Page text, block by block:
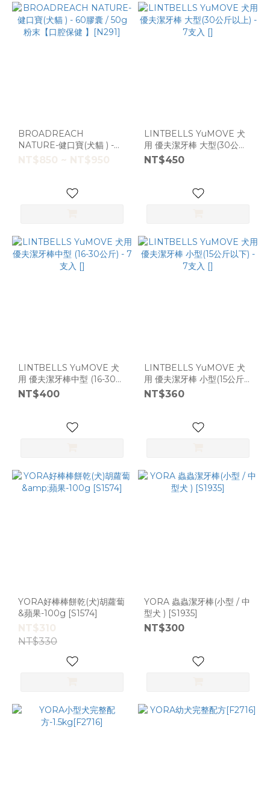
BROADREACH
NATURE-健口寶(犬貓 ) -
60膠囊 / 50g 粉末【口腔保
健 】[N291]
NT$850 ~ NT$950
LINTBELLS YuMOVE 犬
用 優夫潔牙棒 大型(30公斤
以上) - 7支入 []
NT$450
LINTBELLS YuMOVE 犬
用 優夫潔牙棒中型 (16-30公
斤) - 7支入 []
NT$400
LINTBELLS YuMOVE 犬
用 優夫潔牙棒 小型(15公斤
以下) - 7支入 []
NT$360
YORA好棒棒餅乾(犬)胡蘿蔔
&蘋果-100g [S1574]
NT$310
NT$330
YORA 蟲蟲潔牙棒(小型 / 中
型犬 ) [S1935]
NT$300